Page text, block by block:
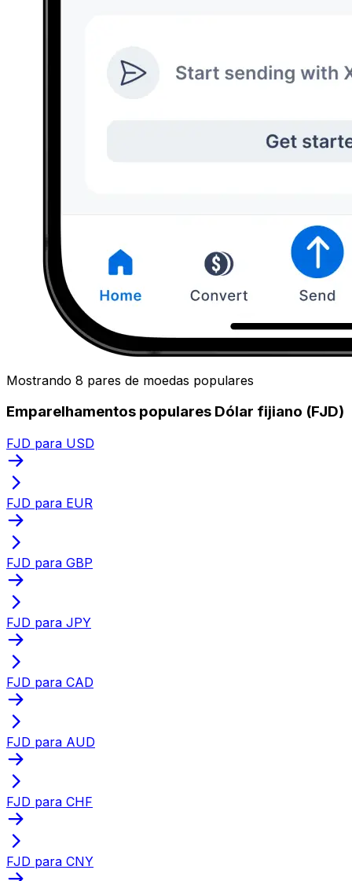
Mostrando 8 pares de moedas populares
Emparelhamentos populares Dólar fijiano (FJD)
FJD para USD
FJD para EUR
FJD para GBP
FJD para JPY
FJD para CAD
FJD para AUD
FJD para CHF
FJD para CNY